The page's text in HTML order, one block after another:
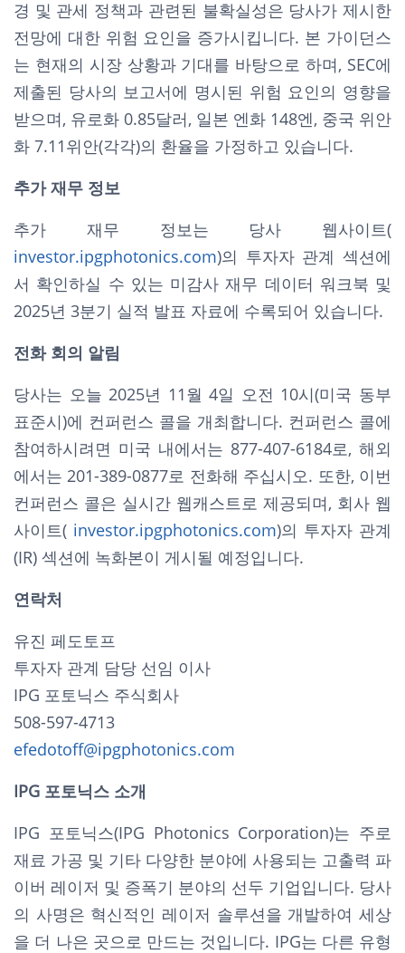
경 및 관세 정책과 관련된 불확실성은 당사가 제시한
전망에 대한 위험 요인을 증가시킵니다. 본 가이던스
는 현재의 시장 상황과 기대를 바탕으로 하며, SEC에
제출된 당사의 보고서에 명시된 위험 요인의 영향을
받으며, 유로화 0.85달러, 일본 엔화 148엔, 중국 위안
화 7.11위안(각각)의 환율을 가정하고 있습니다.
추가 재무 정보
추가 재무 정보는 당사 웹사이트(
investor.ipgphotonics.com)의 투자자 관계 섹션에
서 확인하실 수 있는 미감사 재무 데이터 워크북 및
2025년 3분기 실적 발표 자료에 수록되어 있습니다.
전화 회의 알림
당사는 오늘 2025년 11월 4일 오전 10시(미국 동부
표준시)에 컨퍼런스 콜을 개최합니다. 컨퍼런스 콜에
참여하시려면 미국 내에서는 877-407-6184로, 해외
에서는 201-389-0877로 전화해 주십시오. 또한, 이번
컨퍼런스 콜은 실시간 웹캐스트로 제공되며, 회사 웹
사이트( investor.ipgphotonics.com)의 투자자 관계
(IR) 섹션에 녹화본이 게시될 예정입니다.
연락처
유진 페도토프
투자자 관계 담당 선임 이사
IPG 포토닉스 주식회사
508-597-4713
efedotoff@ipgphotonics.com
IPG 포토닉스 소개
IPG 포토닉스(IPG Photonics Corporation)는 주로
재료 가공 및 기타 다양한 분야에 사용되는 고출력 파
이버 레이저 및 증폭기 분야의 선두 기업입니다. 당사
의 사명은 혁신적인 레이저 솔루션을 개발하여 세상
을 더 나은 곳으로 만드는 것입니다. IPG는 다른 유형